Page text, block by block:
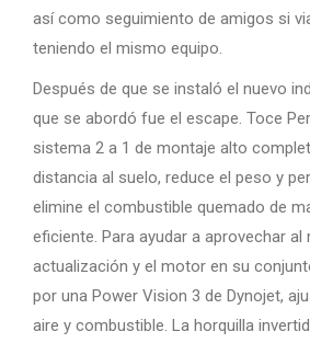
así como seguimiento de amigos si
teniendo el mismo equipo.
Después de que se instaló el nuevo
que se abordó fue el escape. Toce
sistema 2 a 1 de montaje alto
distancia al suelo, reduce el peso y
elimine el combustible quemado de
eficiente. Para ayudar a aprovechar
actualización y el motor en su
por una Power Vision 3 de Dynojet,
aire y combustible. La horquilla